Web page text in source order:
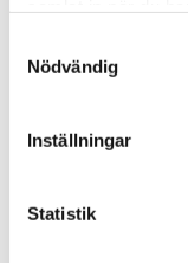
Nödvändig
Inställningar
Statistik
CA702 &
Enkla